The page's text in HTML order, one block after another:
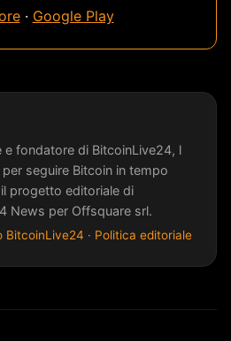
· Google Play
e fondatore di BitcoinLive24, l
seguire Bitcoin in tempo
il progetto editoriale di
News per Offsquare srl.
BitcoinLive24 · Politica editoriale